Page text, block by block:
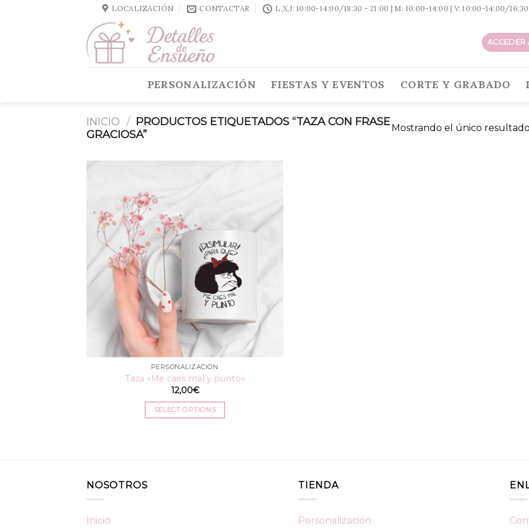
LOCALIZACIÓN CONTACTAR L,X,J: 10:00-14:00/18:30 - 21:00 | M: 10:00-14:00 | V: 10:00-14:00/
ACCEDER
PERSONALIZACIÓN FIESTAS Y EVENTOS CORTE Y GRABADO
INICIO / PRODUCTOS ETIQUETADOS “TAZA CON FRASE
GRACIOSA”
Mostrando el único resultado
PERSONALIZACIÓN
Taza «Me caes mal y punto»
12,00€
SELECT OPTIONS
NOSOTROS
Inicio
TIENDA
Personalización